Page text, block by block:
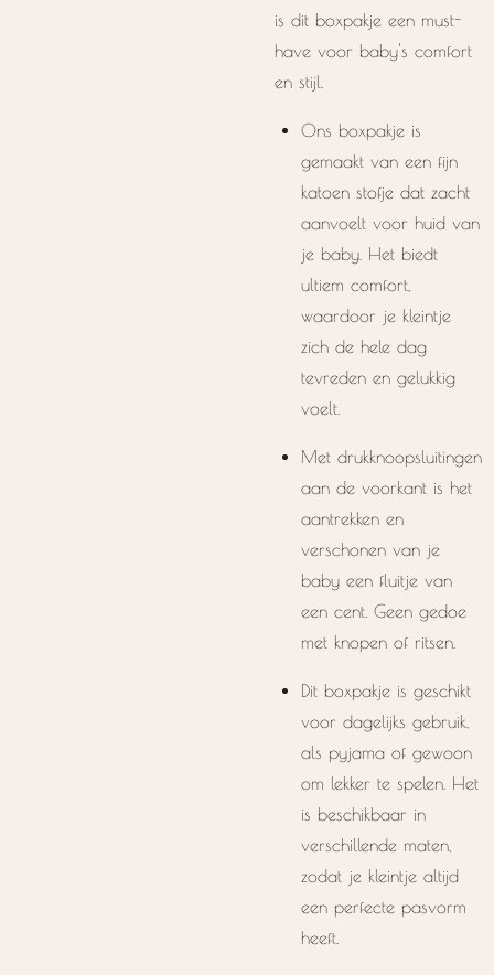
is dit boxpakje een must-
have voor baby's comfort
en stijl.
Ons boxpakje is
gemaakt van een fijn
katoen stofje dat zacht
aanvoelt voor huid van
je baby. Het biedt
ultiem comfort,
waardoor je kleintje
zich de hele dag
tevreden en gelukkig
voelt.
Met drukknoopsluitingen
aan de voorkant is het
aantrekken en
verschonen van je
baby een fluitje van
een cent. Geen gedoe
met knopen of ritsen.
Dit boxpakje is geschikt
voor dagelijks gebruik,
als pyjama of gewoon
om lekker te spelen. Het
is beschikbaar in
verschillende maten,
zodat je kleintje altijd
een perfecte pasvorm
heeft.